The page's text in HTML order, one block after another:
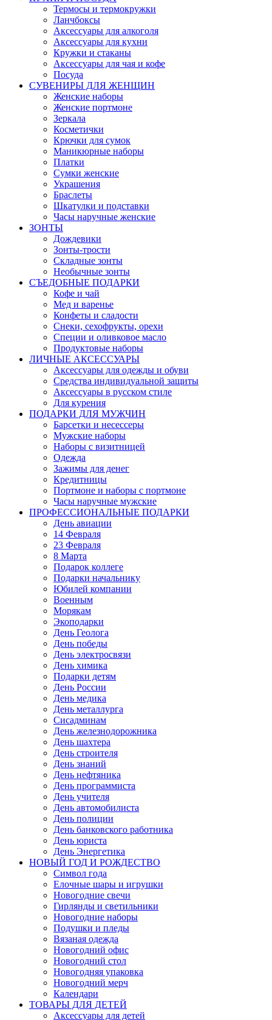
Термосы и термокружки
Ланчбоксы
Аксессуары для алкоголя
Аксессуары для кухни
Кружки и стаканы
Аксессуары для чая и кофе
Посуда
СУВЕНИРЫ ДЛЯ ЖЕНЩИН
Женские наборы
Женские портмоне
Зеркала
Косметички
Крючки для сумок
Маникюрные наборы
Платки
Сумки женские
Украшения
Браслеты
Шкатулки и подставки
Часы наручные женские
ЗОНТЫ
Дождевики
Зонты-трости
Складные зонты
Необычные зонты
СЪЕДОБНЫЕ ПОДАРКИ
Кофе и чай
Мед и варенье
Конфеты и сладости
Снеки, сехофрукты, орехи
Специи и оливковое масло
Продуктовые наборы
ЛИЧНЫЕ АКСЕССУАРЫ
Аксессуары для одежды и обуви
Средства индивидуальной защиты
Аксессуары в русском стиле
Для курения
ПОДАРКИ ДЛЯ МУЖЧИН
Барсетки и несессеры
Мужские наборы
Наборы с визитницей
Одежда
Зажимы для денег
Кредитницы
Портмоне и наборы с портмоне
Часы наручные мужские
ПРОФЕССИОНАЛЬНЫЕ ПОДАРКИ
День авиации
14 Февраля
23 Февраля
8 Марта
Подарок коллеге
Подарки начальнику
Юбилей компании
Военным
Морякам
Экоподарки
День Геолога
День победы
День электросвязи
День химика
Подарки детям
День России
День медика
День металлурга
Сисадминам
День железнодорожника
День шахтера
День строителя
День знаний
День нефтяника
День программиста
День учителя
День автомобилиста
День полиции
День банковского работника
День юриста
День Энергетика
НОВЫЙ ГОД И РОЖДЕСТВО
Символ года
Елочные шары и игрушки
Новогодние свечи
Гирлянды и светильники
Новогодние наборы
Подушки и пледы
Вязаная одежда
Новогодний офис
Новогодний стол
Новогодняя упаковка
Новогодний мерч
Календари
ТОВАРЫ ДЛЯ ДЕТЕЙ
Аксессуары для детей